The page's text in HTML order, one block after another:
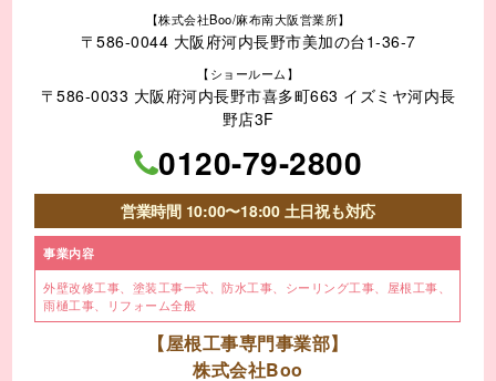
【株式会社Boo/麻布南大阪営業所】
〒586-0044 大阪府河内長野市美加の台1-36-7
【ショールーム】
〒586-0033 大阪府河内長野市喜多町663 イズミヤ河内長
野店3F
0120-79-2800
営業時間 10:00〜18:00 土日祝も対応
事業内容
外壁改修工事、塗装工事⼀式、防水工事、シーリング工事、 屋根工事、
雨樋工事、
リフォーム全般
【屋根工事専門事業部】
株式会社Boo